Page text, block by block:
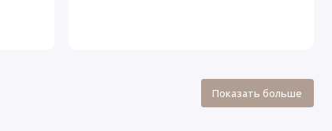
Показать больше